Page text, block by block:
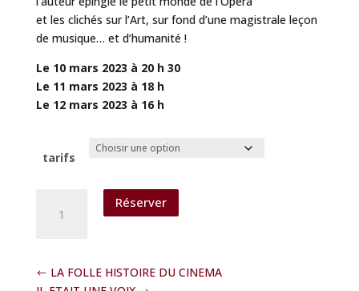
et les clichés sur l’Art, sur fond d’une magistrale leçon
de musique… et d’humanité !
Le 10 mars 2023 à 20 h 30
Le 11 mars 2023 à 18 h
Le 12 mars 2023 à 16 h
tarifs
ET
Réserver
LA FOLLE HISTOIRE DU CINEMA